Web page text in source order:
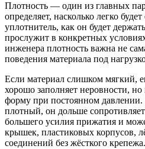
Плотность — один из главных
определяет, насколько легко
уплотнитель, как он будет
прослужит в конкретных
инженера плотность важна не
поведения материала под
Если материал слишком мягкий,
хорошо заполняет неровности,
форму при постоянном
плотный, он дольше
большего усилия прижатия и
крышек, пластиковых корпусов,
соединений без жёсткого крепежа.